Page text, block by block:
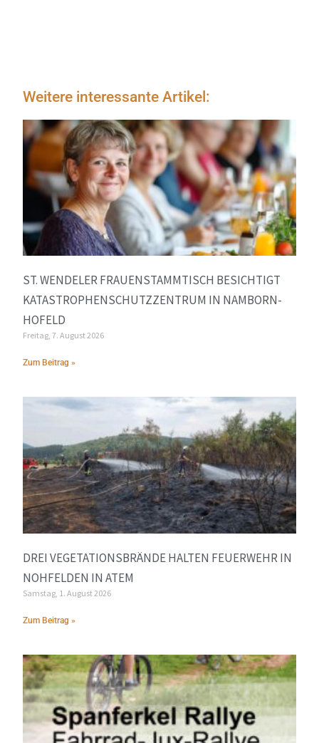
Weitere interessante Artikel:
ST. WENDELER FRAUENSTAMMTISCH BESICHTIGT
KATASTROPHENSCHUTZZENTRUM IN NAMBORN-
HOFELD
Freitag, 7. August 2026
Zum Beitrag »
DREI VEGETATIONSBRÄNDE HALTEN FEUERWEHR IN
NOHFELDEN IN ATEM
Samstag, 1. August 2026
Zum Beitrag »